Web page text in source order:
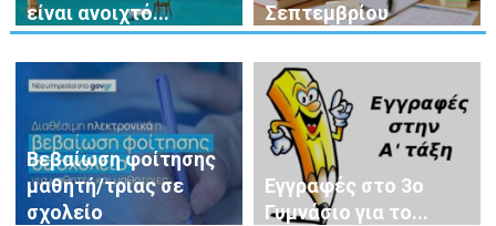
είναι ανοιχτό...
Σεπτεμβρίου
Βεβαίωση φοίτησης
μαθητή/τριας σε
σχολείο
Εγγραφές στο 3ο
Γυμνάσιο για το...